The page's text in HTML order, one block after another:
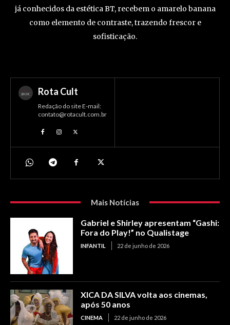
já conhecidos da estética BT, recebem o amarelo banana
como elemento de contraste, trazendo frescor e
sofisticação.
Rota Cult
Redação do site E-mail:
contato@rotacult.com.br
Mais Notícias
Gabriel e Shirley apresentam “Gashi:
Fora do Play!” no Qualistage
INFANTIL 22 de junho de 2026
XICA DA SILVA volta aos cinemas,
após 50 anos
CINEMA 22 de junho de 2026